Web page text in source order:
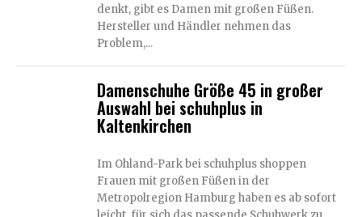
denkt, gibt es Damen mit großen Füßen.
Hersteller und Händler nehmen das
Problem,...
Damenschuhe Größe 45 in großer
Auswahl bei schuhplus in
Kaltenkirchen
Im Ohland-Park bei schuhplus shoppen
Frauen mit großen Füßen in der
Metropolregion Hamburg haben es ab sofort